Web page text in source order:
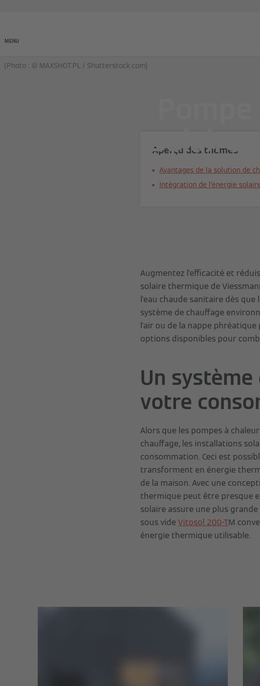
MENU
solaire
(Photo : © MAXSHOT.PL / Shutterstock.com)
Aperçu des thèmes
Avantages de la solution de
Intégration de l’énergie
Augmentez l'efficacité et
solaire thermique de
l'eau chaude sanitaire dès
système de chauffage
l'air ou de la nappe
options disponibles pour
Un
votre
Alors que les pompes à
chauffage, les installations
consommation. Ceci est
transforment en énergie
de la maison. Avec une
thermique peut être presque
solaire assure une plus
sous vide Vitosol 200-TM
énergie thermique utilisable.